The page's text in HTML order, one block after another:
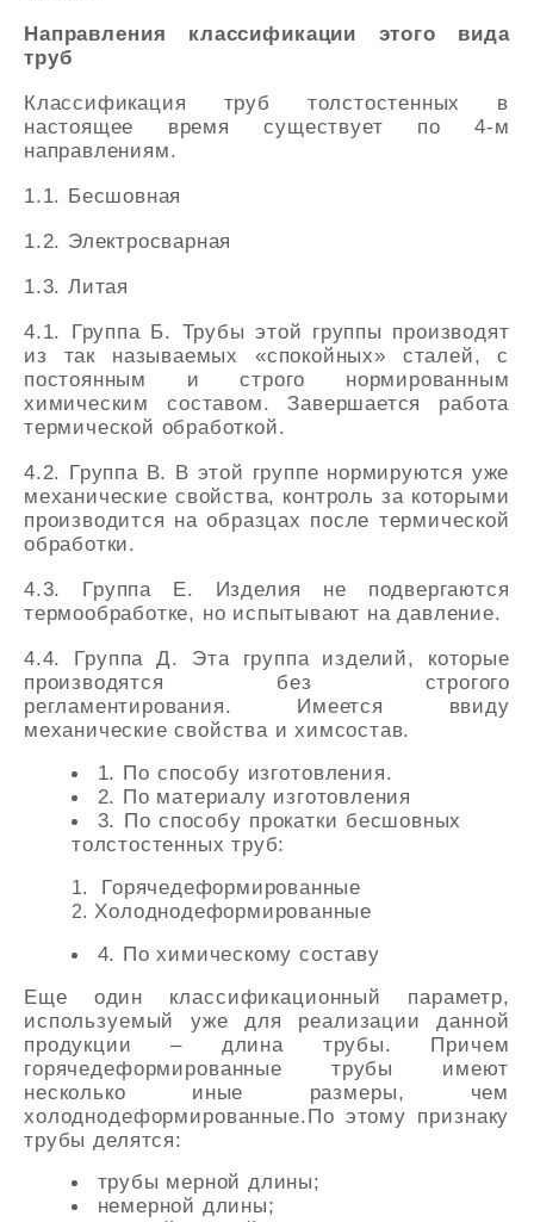
Направления классификации этого вида
труб
Классификация труб толстостенных в
настоящее время существует по 4-м
направлениям.
1.1. Бесшовная
1.2. Электросварная
1.3. Литая
4.1. Группа Б. Трубы этой группы производят
из так называемых «спокойных» сталей, с
постоянным и строго нормированным
химическим составом. Завершается работа
термической обработкой.
4.2. Группа В. В этой группе нормируются уже
механические свойства, контроль за которыми
производится на образцах после термической
обработки.
4.3. Группа Е. Изделия не подвергаются
термообработке, но испытывают на давление.
4.4. Группа Д. Эта группа изделий, которые
производятся без строгого
регламентирования. Имеется ввиду
механические свойства и химсостав.
1. По способу изготовления.
2. По материалу изготовления
3. По способу прокатки бесшовных
толстостенных труб:
Горячедеформированные
Холоднодеформированные
4. По химическому составу
Еще один классификационный параметр,
используемый уже для реализации данной
продукции – длина трубы. Причем
горячедеформированные трубы имеют
несколько иные размеры, чем
холоднодеформированные.По этому признаку
трубы делятся:
трубы мерной длины;
немерной длины;